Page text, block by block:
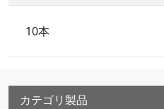
10本
カテゴリ製品